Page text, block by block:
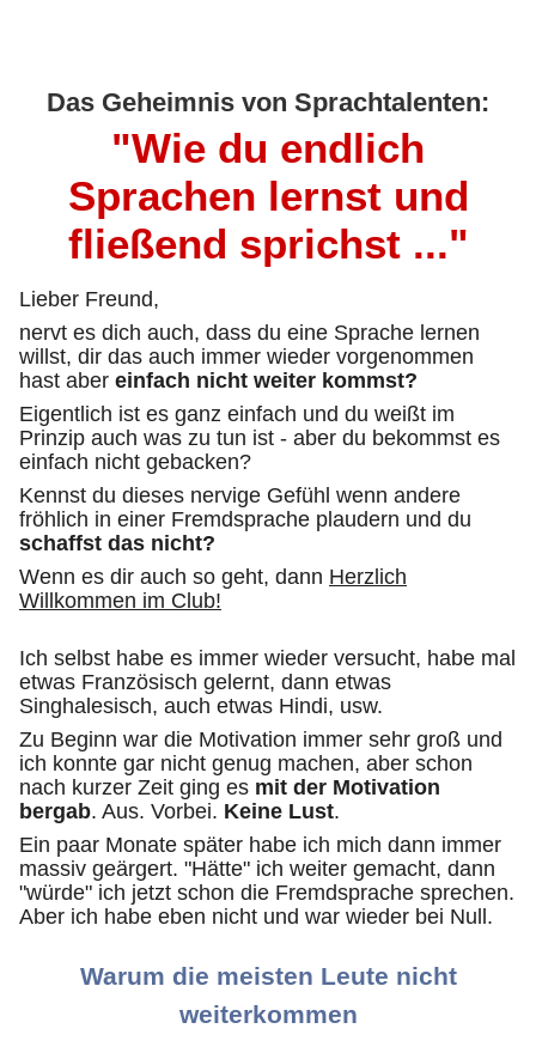
Das Geheimnis von Sprachtalenten:
"Wie du endlich
Sprachen lernst und
fließend sprichst ..."
Lieber Freund,
nervt es dich auch, dass du eine Sprache lernen
willst, dir das auch immer wieder vorgenommen
hast aber einfach nicht weiter kommst?
Eigentlich ist es ganz einfach und du weißt im
Prinzip auch was zu tun ist - aber du bekommst es
einfach nicht gebacken?
Kennst du dieses nervige Gefühl wenn andere
fröhlich in einer Fremdsprache plaudern und du
schaffst das nicht?
Wenn es dir auch so geht, dann Herzlich
Willkommen im Club!
Ich selbst habe es immer wieder versucht, habe mal
etwas Französisch gelernt, dann etwas
Singhalesisch, auch etwas Hindi, usw.
Zu Beginn war die Motivation immer sehr groß und
ich konnte gar nicht genug machen, aber schon
nach kurzer Zeit ging es mit der Motivation
bergab. Aus. Vorbei. Keine Lust.
Ein paar Monate später habe ich mich dann immer
massiv geärgert. "Hätte" ich weiter gemacht, dann
"würde" ich jetzt schon die Fremdsprache sprechen.
Aber ich habe eben nicht und war wieder bei Null.
Warum die meisten Leute nicht
weiterkommen